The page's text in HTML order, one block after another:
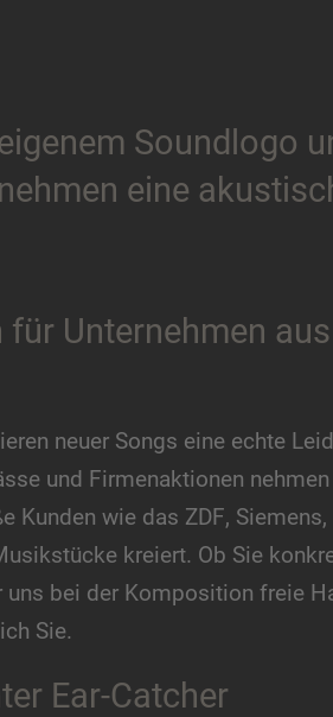
Soundlogo
eine
Unternehmen
neuer Songs eine echte
und Firmenaktionen
Kunden wie das ZDF,
kreiert. Ob Sie
bei der Komposition freie
Sie.
Ear-Catcher